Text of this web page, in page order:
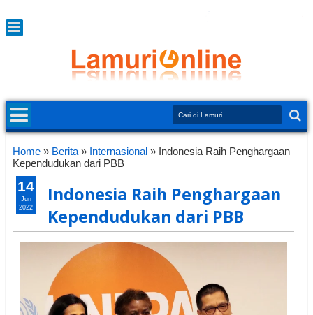
Home » Berita » Internasional » Indonesia Raih Penghargaan
Kependudukan dari PBB
Indonesia Raih Penghargaan
Kependudukan dari PBB
14
Jun
2022